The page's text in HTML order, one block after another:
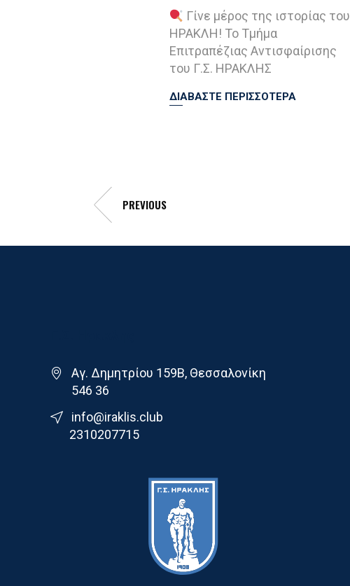
Γίνε μέρος της ιστορίας του
ΗΡΑΚΛΗ! Το Τμήμα
Επιτραπέζιας Αντισφαίρισης
του Γ.Σ. ΗΡΑΚΛΗΣ
ΔΙΑΒΑΣΤΕ ΠΕΡΙΣΣΟΤΕΡΑ
PREVIOUS
Αγ. Δημητρίου 159Β, Θεσσαλονίκη
546 36
info@iraklis.club
2310207715